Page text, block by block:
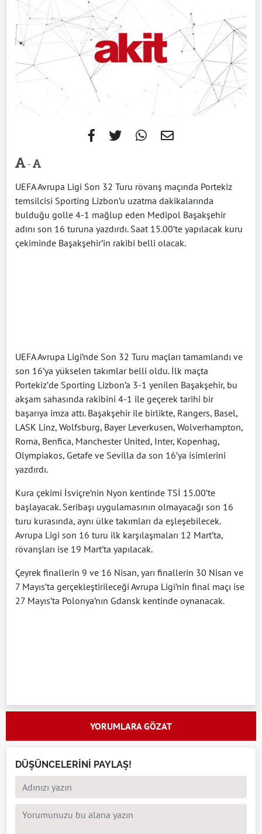
-
UEFA Avrupa Ligi Son 32 Turu rövanş maçında Portekiz
temsilcisi Sporting Lizbon’u uzatma dakikalarında
bulduğu golle 4-1 mağlup eden Medipol Başakşehir
adını son 16 turuna yazdırdı. Saat 15.00’te yapılacak kuru
çekiminde Başakşehir’in rakibi belli olacak.
UEFA Avrupa Ligi’nde Son 32 Turu maçları tamamlandı ve
son 16’ya yükselen takımlar belli oldu. İlk maçta
Portekiz’de Sporting Lizbon’a 3-1 yenilen Başakşehir, bu
akşam sahasında rakibini 4-1 ile geçerek tarihi bir
başarıya imza attı. Başakşehir ile birlikte, Rangers, Basel,
LASK Linz, Wolfsburg, Bayer Leverkusen, Wolverhampton,
Roma, Benfica, Manchester United, Inter, Kopenhag,
Olympiakos, Getafe ve Sevilla da son 16’ya isimlerini
yazdırdı.
Kura çekimi İsviçre’nin Nyon kentinde TSİ 15.00’te
başlayacak. Seribaşı uygulamasının olmayacağı son 16
turu kurasında, aynı ülke takımları da eşleşebilecek.
Avrupa Ligi son 16 turu ilk karşılaşmaları 12 Mart’ta,
rövanşları ise 19 Mart’ta yapılacak.
Çeyrek finallerin 9 ve 16 Nisan, yarı finallerin 30 Nisan ve
7 Mayıs’ta gerçekleştirileceği Avrupa Ligi’nin final maçı ise
27 Mayıs’ta Polonya’nın Gdansk kentinde oynanacak.
YORUMLARA GÖZAT
DÜŞÜNCELERİNİ PAYLAŞ!